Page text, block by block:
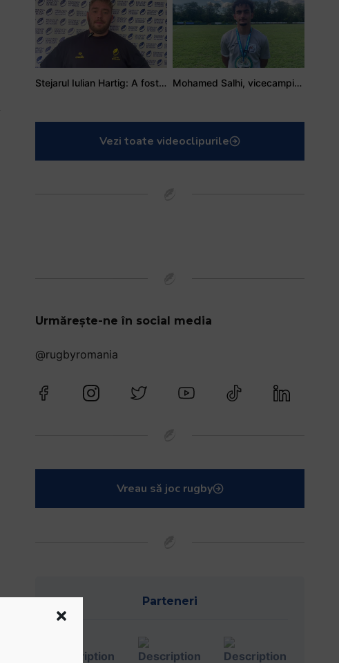
Stejarul Iulian Hartig: A fost un turneu care a unit mai mult echipa Mohamed Salhi, vicecampion național juniori I: Rugby-ul te învață să accepți și înfrângerile
Vezi toate videoclipurile
Urmărește-ne în social media
@rugbyromania
Vreau să joc rugby
Parteneri